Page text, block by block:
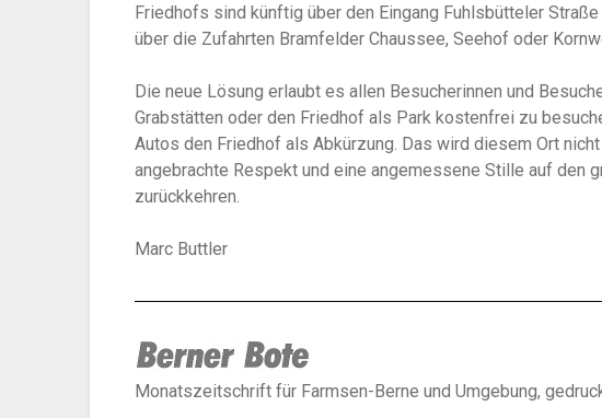
Friedhofs sind künftig über den Eingang Fuhlsbütteler
über die Zufahrten Bramfelder Chaussee, Seehof oder
Die neue Lösung erlaubt es allen Besucherinnen und
Grabstätten oder den Friedhof als Park kostenfrei zu
Autos den Friedhof als Abkürzung. Das wird diesem Ort
angebrachte Respekt und eine angemessene Stille auf den
zurückkehren.
Marc Buttler
Monatszeitschrift für Farmsen-Berne und Umgebung,